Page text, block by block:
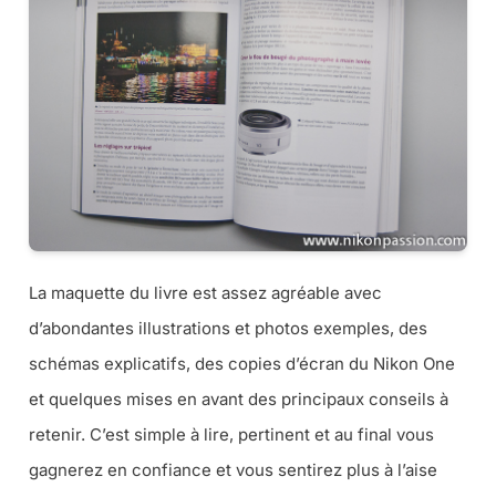
La maquette du livre est assez agréable avec
d’abondantes illustrations et photos exemples, des
schémas explicatifs, des copies d’écran du Nikon One
et quelques mises en avant des principaux conseils à
retenir. C’est simple à lire, pertinent et au final vous
gagnerez en confiance et vous sentirez plus à l’aise